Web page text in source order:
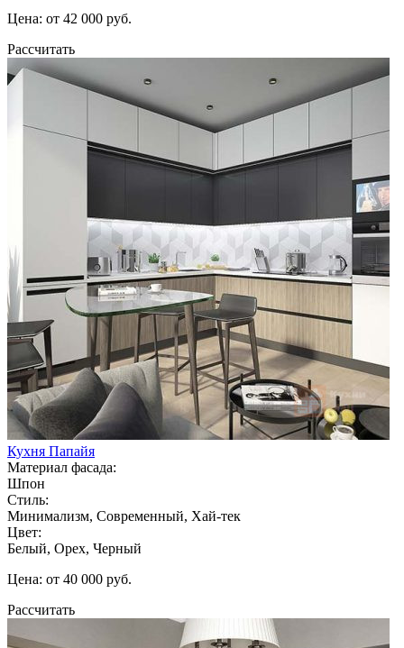
Цена: от 42 000 руб.
Рассчитать
Кухня Папайя
Материал фасада:
Шпон
Стиль:
Минимализм, Современный, Хай-тек
Цвет:
Белый, Орех, Черный
Цена: от 40 000 руб.
Рассчитать